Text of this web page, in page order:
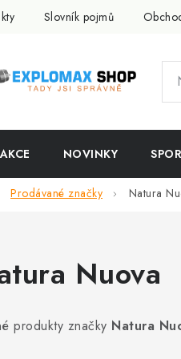
Slovník pojmů
NOVINKY
Prodávané značky Natura
Nuova
produkty značky Natura